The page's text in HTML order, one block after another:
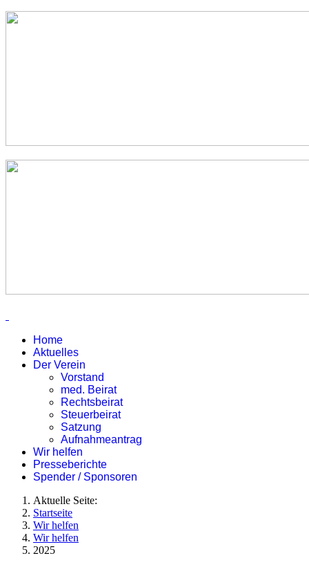
Home
Aktuelles
Der Verein
Vorstand
med. Beirat
Rechtsbeirat
Steuerbeirat
Satzung
Aufnahmeantrag
Wir helfen
Presseberichte
Spender / Sponsoren
Aktuelle Seite:
Startseite
Wir helfen
Wir helfen
2025